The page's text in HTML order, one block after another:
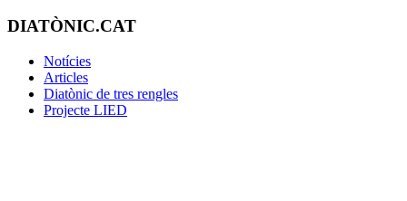
DIATÒNIC.CAT
Notícies
Articles
Diatònic de tres rengles
Projecte LIED